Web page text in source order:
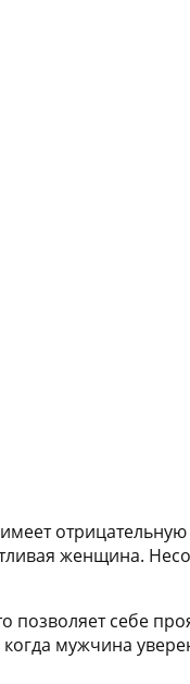
женщина.
себе
мужчина